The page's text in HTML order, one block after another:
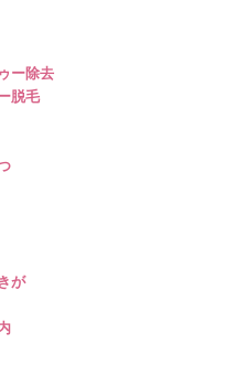
ー除去
脱毛
が